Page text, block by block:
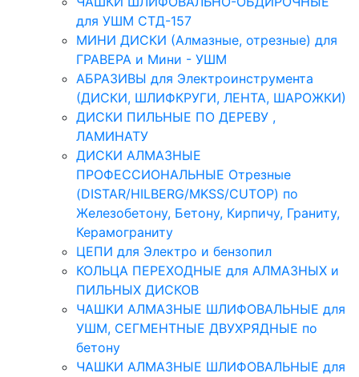
для УШМ СТД-157
МИНИ ДИСКИ (Алмазные, отрезные) для
ГРАВЕРА и Мини - УШМ
АБРАЗИВЫ для Электроинструмента
(ДИСКИ, ШЛИФКРУГИ, ЛЕНТА, ШАРОЖКИ)
ДИСКИ ПИЛЬНЫЕ ПО ДЕРЕВУ ,
ЛАМИНАТУ
ДИСКИ АЛМАЗНЫЕ
ПРОФЕССИОНАЛЬНЫЕ Отрезные
(DISTAR/HILBERG/MKSS/CUTOP) по
Железобетону, Бетону, Кирпичу, Граниту,
Керамограниту
ЦЕПИ для Электро и бензопил
КОЛЬЦА ПЕРЕХОДНЫЕ для АЛМАЗНЫХ и
ПИЛЬНЫХ ДИСКОВ
ЧАШКИ АЛМАЗНЫЕ ШЛИФОВАЛЬНЫЕ для
УШМ, СЕГМЕНТНЫЕ ДВУХРЯДНЫЕ по
бетону
ЧАШКИ АЛМАЗНЫЕ ШЛИФОВАЛЬНЫЕ для